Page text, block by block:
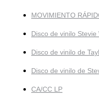
MOVIMIENTO
Disco de vinilo Stevie
Disco de vinilo de
Disco de vinilo de
CA/CC LP